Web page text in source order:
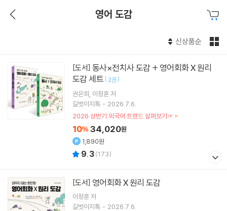
영어 도감
신상품순
[도서]
도감 세트 [ 2권]
권은희 이정훈저
길벗이지톡
2026.7.6.
2026 상반기 외국어 트렌드 살펴보기☞
10% 34,020원
1,890원
9.3(173)
[도서] 영어회화 X 원리 도감
이정훈저
길벗이지톡
2026.7.6.